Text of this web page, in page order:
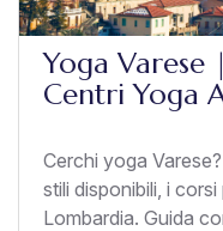
Yoga
Centri Yoga
Cerchi yoga
stili disponibili, i
Lombardia. Guida